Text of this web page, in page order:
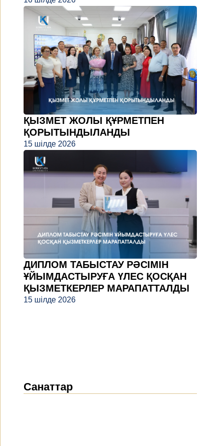
ҚЫЗМЕТ ЖОЛЫ ҚҰРМЕТПЕН
ҚОРЫТЫНДЫЛАНДЫ
15 шілде 2026
ДИПЛОМ ТАБЫСТАУ РӘСІМІН
ҰЙЫМДАСТЫРУҒА ҮЛЕС ҚОСҚАН
ҚЫЗМЕТКЕРЛЕР МАРАПАТТАЛДЫ
15 шілде 2026
Санаттар